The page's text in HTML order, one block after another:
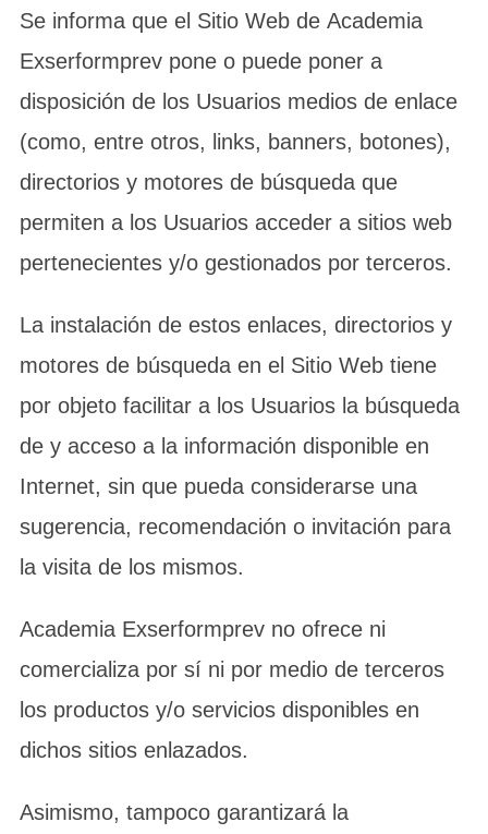
Se informa que el Sitio Web de Academia
Exserformprev pone o puede poner a
disposición de los Usuarios medios de enlace
(como, entre otros, links, banners, botones),
directorios y motores de búsqueda que
permiten a los Usuarios acceder a sitios web
pertenecientes y/o gestionados por terceros.
La instalación de estos enlaces, directorios y
motores de búsqueda en el Sitio Web tiene
por objeto facilitar a los Usuarios la búsqueda
de y acceso a la información disponible en
Internet, sin que pueda considerarse una
sugerencia, recomendación o invitación para
la visita de los mismos.
Academia Exserformprev no ofrece ni
comercializa por sí ni por medio de terceros
los productos y/o servicios disponibles en
dichos sitios enlazados.
Asimismo, tampoco garantizará la